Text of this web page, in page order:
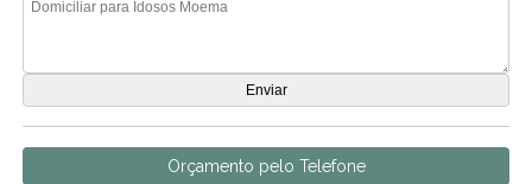
Orçamento pelo Telefone